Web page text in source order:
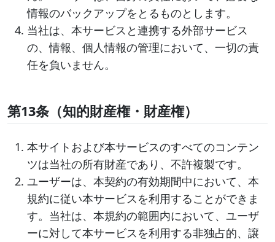
情報のバックアップをとるものとします。
当社は、本サービスと連携する外部サービス
の、情報、個人情報の管理において、一切の責
任を負いません。
第13条（知的財産権・財産権）
本サイトおよび本サービスのすべてのコンテン
ツは当社の所有財産であり、不許複製です。
ユーザーは、本契約の有効期間中において、本
規約に従い本サービスを利用することができま
す。当社は、本規約の範囲内において、ユーザ
ーに対して本サービスを利用する非独占的、譲